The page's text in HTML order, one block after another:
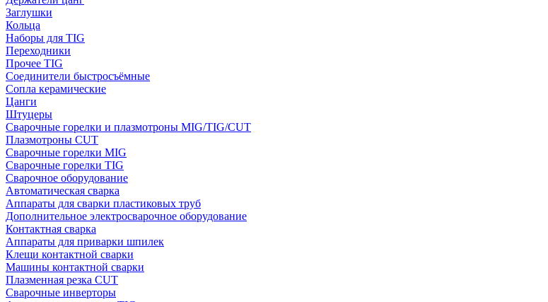
Заглушки
Кольца
Наборы для TIG
Переходники
Прочее TIG
Соединители быстросъёмные
Сопла керамические
Цанги
Штуцеры
Сварочные горелки и плазмотроны MIG/TIG/CUT
Плазмотроны CUT
Сварочные горелки MIG
Сварочные горелки TIG
Сварочное оборудование
Автоматическая сварка
Аппараты для сварки пластиковых труб
Дополнительное электросварочное оборудование
Контактная сварка
Аппараты для приварки шпилек
Клещи контактной сварки
Машины контактной сварки
Плазменная резка CUT
Сварочные инверторы